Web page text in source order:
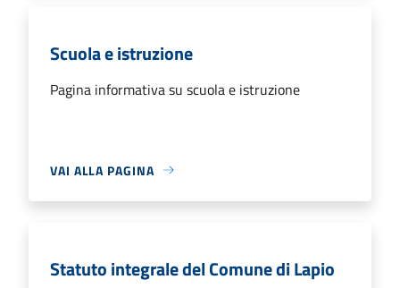
Scuola e istruzione
Pagina informativa su scuola e istruzione
VAI ALLA PAGINA
Statuto integrale del Comune di Lapio